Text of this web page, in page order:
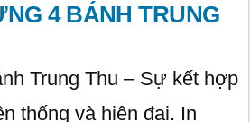
4 BÁNH TRUNG
Trung Thu – Sự kết hợp
thống và hiện đại. In